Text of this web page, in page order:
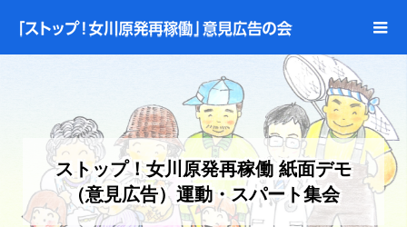
ストップ！女川原発再稼働 紙面デモ
（意見広告）運動・スパート集会